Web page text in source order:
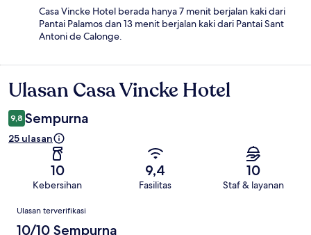
Casa Vincke Hotel berada hanya 7 menit berjalan kaki dari
Pantai Palamos dan 13 menit berjalan kaki dari Pantai Sant
Antoni de Calonge.
Ulasan
Ulasan Casa Vincke Hotel
9,8 Sempurna
25 ulasan
10
Kebersihan
9,4
Fasilitas
10
Staf & layanan
Ulasan
Ulasan terverifikasi
10/10 Sempurna